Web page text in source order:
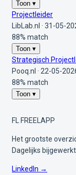
Toon ▾
Projectleider
LibLab.nl · 31-05-
88% match
Toon ▾
Strategisch
Pooq.nl · 22-05-
88% match
Toon ▾
FL FREELAPP
Het grootste
Dagelijks
LinkedIn →